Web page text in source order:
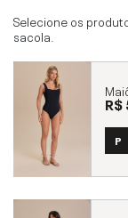
Selecione os
sacola.
P